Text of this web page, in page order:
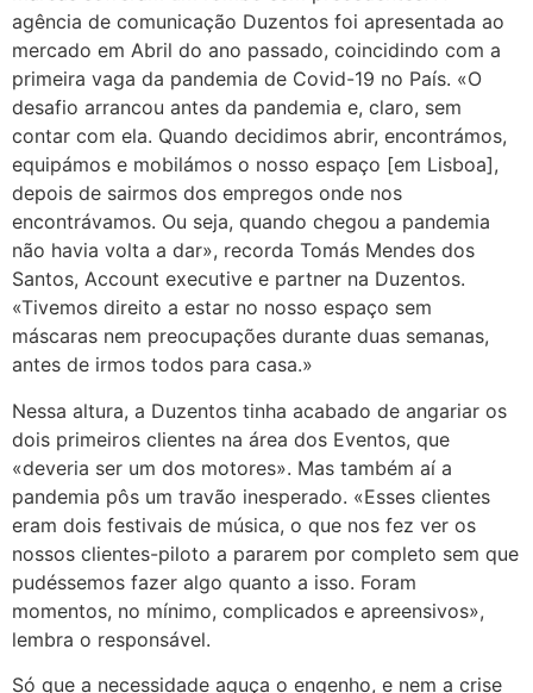
agência de comunicação Duzentos foi apresentada ao
mercado em Abril do ano passado, coincidindo com a
primeira vaga da pandemia de Covid-19 no País. «O
desafio arrancou antes da pandemia e, claro, sem
contar com ela. Quando decidimos abrir, encontrámos,
equipámos e mobilámos o nosso espaço [em Lisboa],
depois de sairmos dos empregos onde nos
encontrávamos. Ou seja, quando chegou a pandemia
não havia volta a dar», recorda Tomás Mendes dos
Santos, Account executive e partner na Duzentos.
«Tivemos direito a estar no nosso espaço sem
máscaras nem preocupações durante duas semanas,
antes de irmos todos para casa.»
Nessa altura, a Duzentos tinha acabado de angariar os
dois primeiros clientes na área dos Eventos, que
«deveria ser um dos motores». Mas também aí a
pandemia pôs um travão inesperado. «Esses clientes
eram dois festivais de música, o que nos fez ver os
nossos clientes-piloto a pararem por completo sem que
pudéssemos fazer algo quanto a isso. Foram
momentos, no mínimo, complicados e apreensivos»,
lembra o responsável.
Só que a necessidade aguça o engenho, e nem a crise